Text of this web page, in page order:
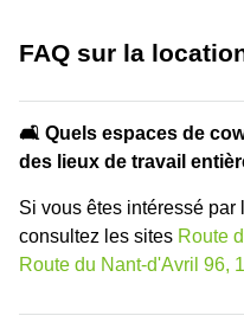
FAQ sur la
🛋️ Quels espaces de
des lieux de travail
Si vous êtes intéressé
consultez les sites Route
Route du Nant-d'Avril 96,